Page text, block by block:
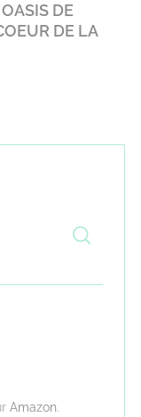
DE
DE LA
Amazon.